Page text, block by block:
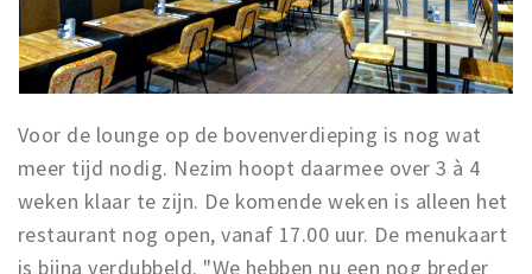
Voor de lounge op de bovenverdieping is nog wat
meer tijd nodig. Nezim hoopt daarmee over 3 à 4
weken klaar te zijn. De komende weken is alleen het
restaurant nog open, vanaf 17.00 uur. De menukaart
is bijna verdubbeld. "We hebben nu een nog breder